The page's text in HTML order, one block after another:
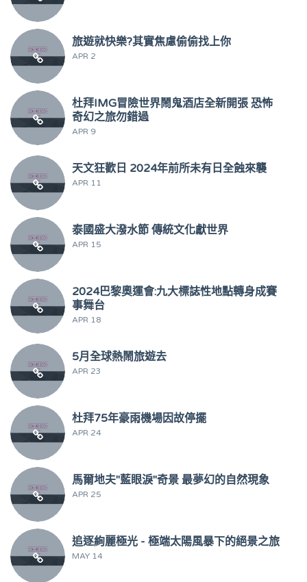
旅遊就快樂?其實焦慮偷偷找上你
APR 2
杜拜IMG冒險世界鬧鬼酒店全新開張 恐怖
奇幻之旅勿錯過
APR 9
天文狂歡日 2024年前所未有日全蝕來襲
APR 11
泰國盛大潑水節 傳統文化獻世界
APR 15
2024巴黎奧運會:九大標誌性地點轉身成賽
事舞台
APR 18
5月全球熱鬧旅遊去
APR 23
杜拜75年豪雨機場因故停擺
APR 24
馬爾地夫"藍眼淚"奇景 最夢幻的自然現象
APR 25
追逐絢麗極光 - 極端太陽風暴下的絕景之旅
MAY 14